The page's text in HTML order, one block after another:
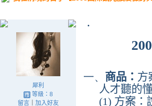
犀利
等級：8
留言｜ 加入好友
．
一、 商品： 方
人才聽的
(1) 方案：